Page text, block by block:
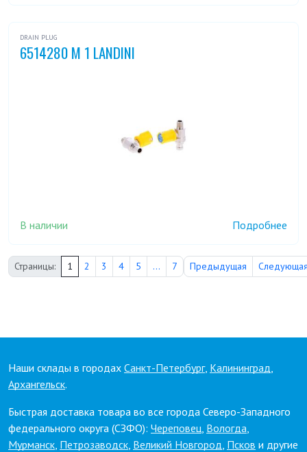
DRAIN PLUG
6514280 M 1 LANDINI
В наличии Подробнее
Страницы: 1 2 3 4 5 ... 7 Предыдущая
Наши склады в городах Санкт-Петербург, Калининград,
Архангельск.
Быстрая доставка товара во все города Северо-Западного
федерального округа (СЗФО): Череповец, Вологда,
Мурманск, Петрозаводск, Великий Новгород, Псков и другие